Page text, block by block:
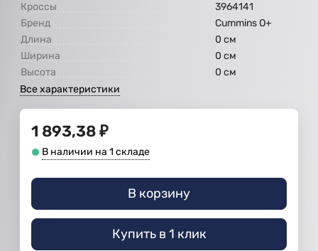
Кроссы
3964141
Бренд
Cummins O+
Длина
0 см
Ширина
0 см
Высота
0 см
Все характеристики
1 893,38 ₽
В наличии на 1 складе
В корзину
Купить в 1 клик